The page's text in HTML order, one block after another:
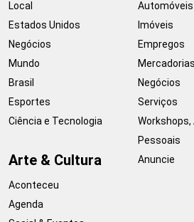
Local
Estados Unidos
Negócios
Mundo
Brasil
Esportes
Ciência e Tecnologia
Arte & Cultura
Aconteceu
Agenda
Automóveis
Imóveis
Empregos
Mercadorias
Negócios
Serviços
Workshops,
Pessoais
Anuncie